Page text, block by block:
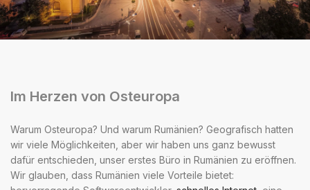
Im Herzen von Osteuropa
Warum Osteuropa? Und warum Rumänien? Geografisch hatten
wir viele Möglichkeiten, aber wir haben uns ganz bewusst
dafür entschieden, unser erstes Büro in Rumänien zu eröffnen.
Wir glauben, dass Rumänien viele Vorteile bietet: